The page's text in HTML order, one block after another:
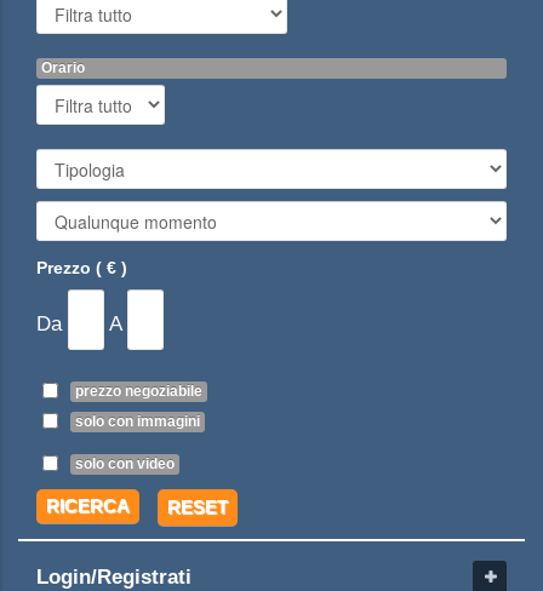
Orario
Prezzo ( € )
Da A
prezzo negoziabile
solo con immagini
solo con video
RICERCA RESET
Login/Registrati